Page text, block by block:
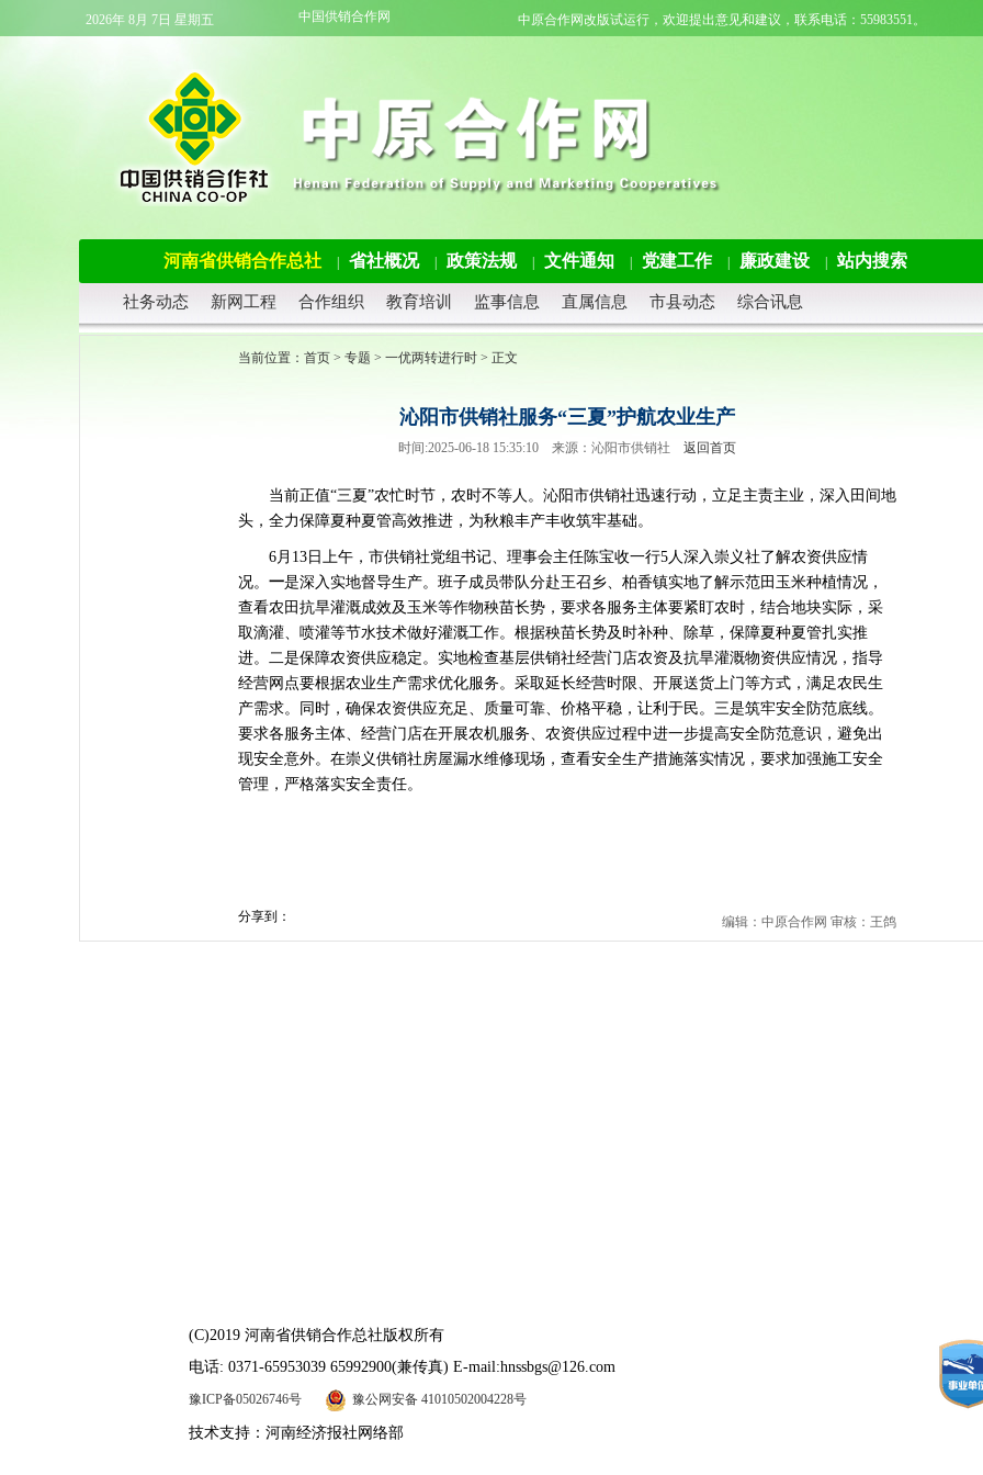
2026年 8月 7日 星期五 中国供销合作网 中原合作网改版试运行，欢迎提出意见和建议，联系电话：55983551。
河南省供销合作总社 省社概况 政策法规 文件通知 党建工作 廉政建设 站内搜索
社务动态 新网工程 合作组织 教育培训 监事信息 直属信息 市县动态 综合讯息
当前位置： 首页 > 专题 > 一优两转进行时 > 正文
沁阳市供销社服务“三夏”护航农业生产
时间:2025-06-18 15:35:10 来源：沁阳市供销社 返回首页
当前正值“三夏”农忙时节，农时不等人。沁阳市供销社迅速行动，立足主责主业，深入田间地
头，全力保障夏种夏管高效推进，为秋粮丰产丰收筑牢基础。
6月13日上午，市供销社党组书记、理事会主任陈宝收一行5人深入崇义社了解农资供应情
况。 一是深入实地督导生产。班子成员带队分赴王召乡、柏香镇实地了解示范田玉米种植情况，
查看农田抗旱灌溉成效及玉米等作物秧苗长势，要求各服务主体要紧盯农时，结合地块实际，采
取滴灌、喷灌等节水技术做好灌溉工作。根据秧苗长势及时补种、除草，保障夏种夏管扎实推
进。 二是保障农资供应稳定。实地检查基层供销社经营门店农资及抗旱灌溉物资供应情况，指导
经营网点要根据农业生产需求优化服务。采取延长经营时限、开展送货上门等方式，满足农民生
产需求。同时，确保农资供应充足、质量可靠、价格平稳，让利于民。 三是筑牢安全防范底线。
要求各服务主体、经营门店在开展农机服务、农资供应过程中进一步提高安全防范意识，避免出
现安全意外。在崇义供销社房屋漏水维修现场，查看安全生产措施落实情况，要求加强施工安全
管理，严格落实安全责任。
分享到： 编辑：中原合作网 审核：王鸽
(C)2019 河南省供销合作总社版权所有
电话: 0371-65953039 65992900(兼传真) E-mail:hnssbgs@126.com
豫ICP备05026746号 豫公网安备 41010502004228号
技术支持：河南经济报社网络部